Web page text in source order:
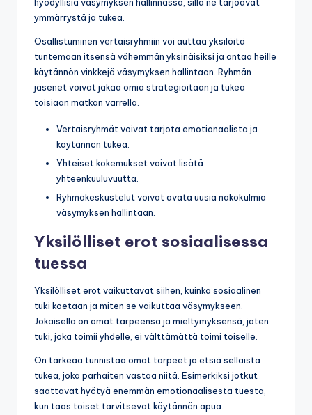
ymmärrystä ja tukea.
Osallistuminen vertaisryhmiin voi auttaa yksilöitä
tuntemaan itsensä vähemmän yksinäisiksi ja antaa heille
käytännön vinkkejä väsymyksen hallintaan. Ryhmän
jäsenet voivat jakaa omia strategioitaan ja tukea
toisiaan matkan varrella.
Vertaisryhmät voivat tarjota emotionaalista ja
käytännön tukea.
Yhteiset kokemukset voivat lisätä
yhteenkuuluvuutta.
Ryhmäkeskustelut voivat avata uusia näkökulmia
väsymyksen hallintaan.
Yksilölliset erot sosiaalisessa
tuessa
Yksilölliset erot vaikuttavat siihen, kuinka sosiaalinen
tuki koetaan ja miten se vaikuttaa väsymykseen.
Jokaisella on omat tarpeensa ja mieltymyksensä, joten
tuki, joka toimii yhdelle, ei välttämättä toimi toiselle.
On tärkeää tunnistaa omat tarpeet ja etsiä sellaista
tukea, joka parhaiten vastaa niitä. Esimerkiksi jotkut
saattavat hyötyä enemmän emotionaalisesta tuesta,
kun taas toiset tarvitsevat käytännön apua.